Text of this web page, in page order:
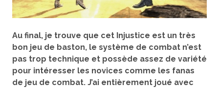
Au final, je trouve que cet Injustice est un très
bon jeu de baston, le système de combat n’est
pas trop technique et possède assez de variété
pour intéresser les novices comme les fanas
de jeu de combat. J’ai entièrement joué avec